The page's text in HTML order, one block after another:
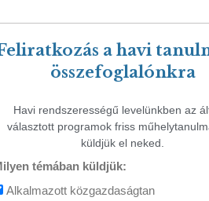
a havi
összefoglalónkra
Havi rendszerességű levelünkben az
választott programok friss
küldjük el neked.
témában küldjük:
Alkalmazott közgazdaságtan